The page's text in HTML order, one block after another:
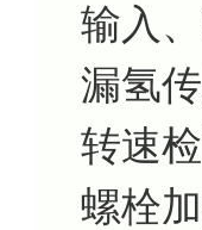
输入
漏氢
转速
螺栓